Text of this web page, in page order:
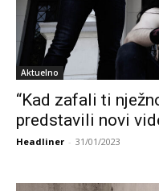
Aktuelno
“Kad zafali ti
predstavili novi
Headliner - 31/01/2023